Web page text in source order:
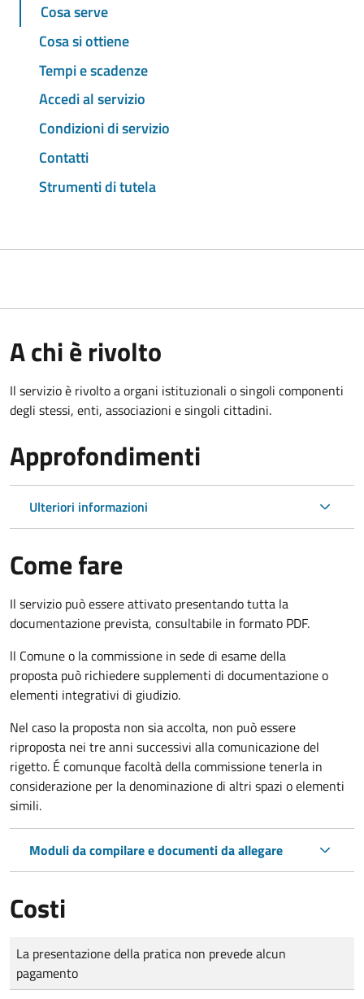
Cosa serve
Cosa si ottiene
Tempi e scadenze
Accedi al servizio
Condizioni di servizio
Contatti
Strumenti di tutela
A chi è rivolto
Il servizio è rivolto a organi istituzionali o singoli componenti
degli stessi, enti, associazioni e singoli cittadini.
Approfondimenti
Ulteriori informazioni
Come fare
Il servizio può essere attivato presentando tutta la
documentazione prevista, consultabile in formato PDF.
ll Comune o la commissione in sede di esame della
proposta può richiedere supplementi di documentazione o
elementi integrativi di giudizio.
Nel caso la proposta non sia accolta, non può essere
riproposta nei tre anni successivi alla comunicazione del
rigetto. É comunque facoltà della commissione tenerla in
considerazione per la denominazione di altri spazi o elementi
simili.
Moduli da compilare e documenti da allegare
Costi
Tipo di pagamento
Importo
La presentazione della pratica non prevede alcun
pagamento